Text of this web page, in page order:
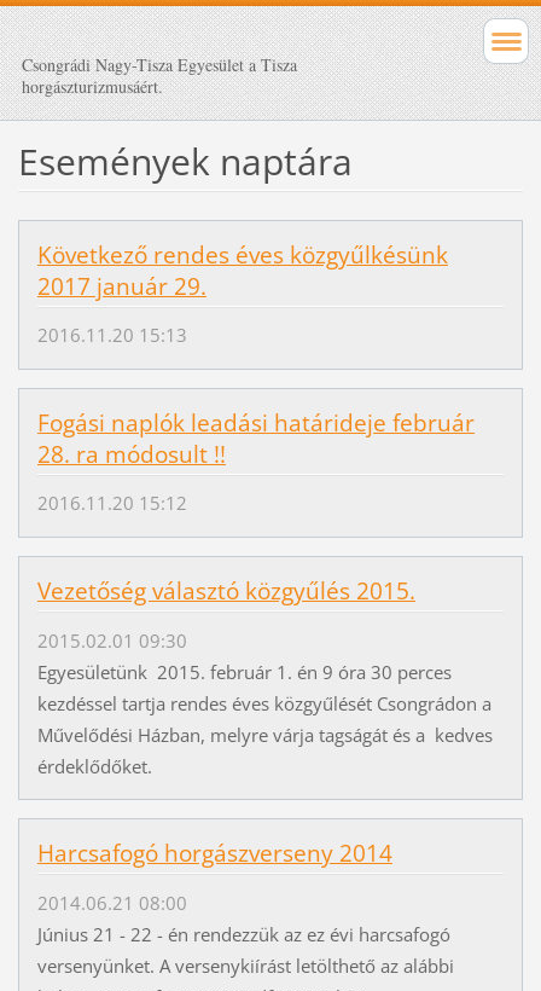
Csongrádi Nagy-Tisza Egyesület a Tisza
horgászturizmusáért.
Események naptára
Következő rendes éves közgyűlkésünk
2017 január 29.
2016.11.20 15:13
Fogási naplók leadási határideje február
28. ra módosult !!
2016.11.20 15:12
Vezetőség választó közgyűlés 2015.
2015.02.01 09:30
Egyesületünk 2015. február 1. én 9 óra 30 perces
kezdéssel tartja rendes éves közgyűlését Csongrádon a
Művelődési Házban, melyre várja tagságát és a kedves
érdeklődőket.
Harcsafogó horgászverseny 2014
2014.06.21 08:00
Június 21 - 22 - én rendezzük az ez évi harcsafogó
versenyünket. A versenykiírást letölthető az alábbi